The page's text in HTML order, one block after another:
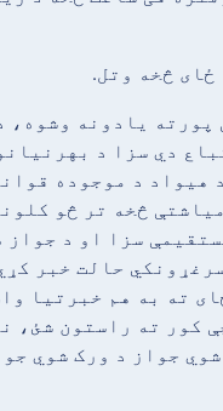
ځای څخه وتل.
پورته یادونه وشوه،
دي سزا د
هیواد د موجوده
څخه تر څو
سزا او د جواز
حالت خبر
ته به هم خبرتیا
کور ته راستون شئ،
جواز د ورک شوي